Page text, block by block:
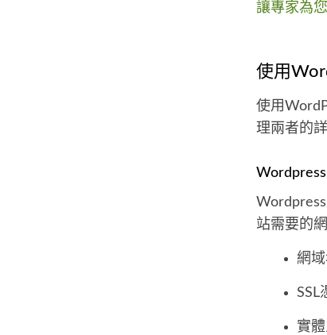
讓專家為
使用
使用
理兩者的
站需要的
網
SSL
實